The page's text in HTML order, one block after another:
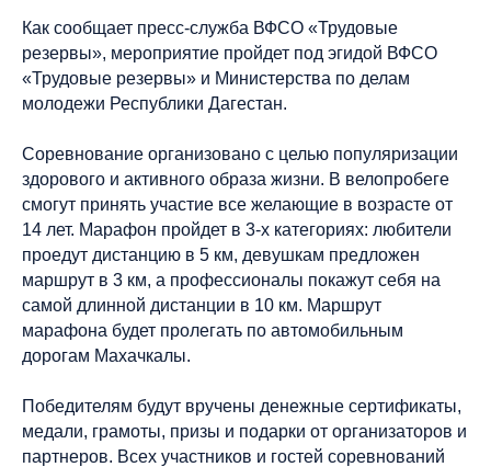
Как сообщает пресс-служба ВФСО «Трудовые
резервы», мероприятие пройдет под эгидой ВФСО
«Трудовые резервы» и Министерства по делам
молодежи Республики Дагестан.
Соревнование организовано с целью популяризации
здорового и активного образа жизни. В велопробеге
смогут принять участие все желающие в возрасте от
14 лет. Марафон пройдет в 3-х категориях: любители
проедут дистанцию в 5 км, девушкам предложен
маршрут в 3 км, а профессионалы покажут себя на
самой длинной дистанции в 10 км. Маршрут
марафона будет пролегать по автомобильным
дорогам Махачкалы.
Победителям будут вручены денежные сертификаты,
медали, грамоты, призы и подарки от организаторов и
партнеров. Всех участников и гостей соревнований